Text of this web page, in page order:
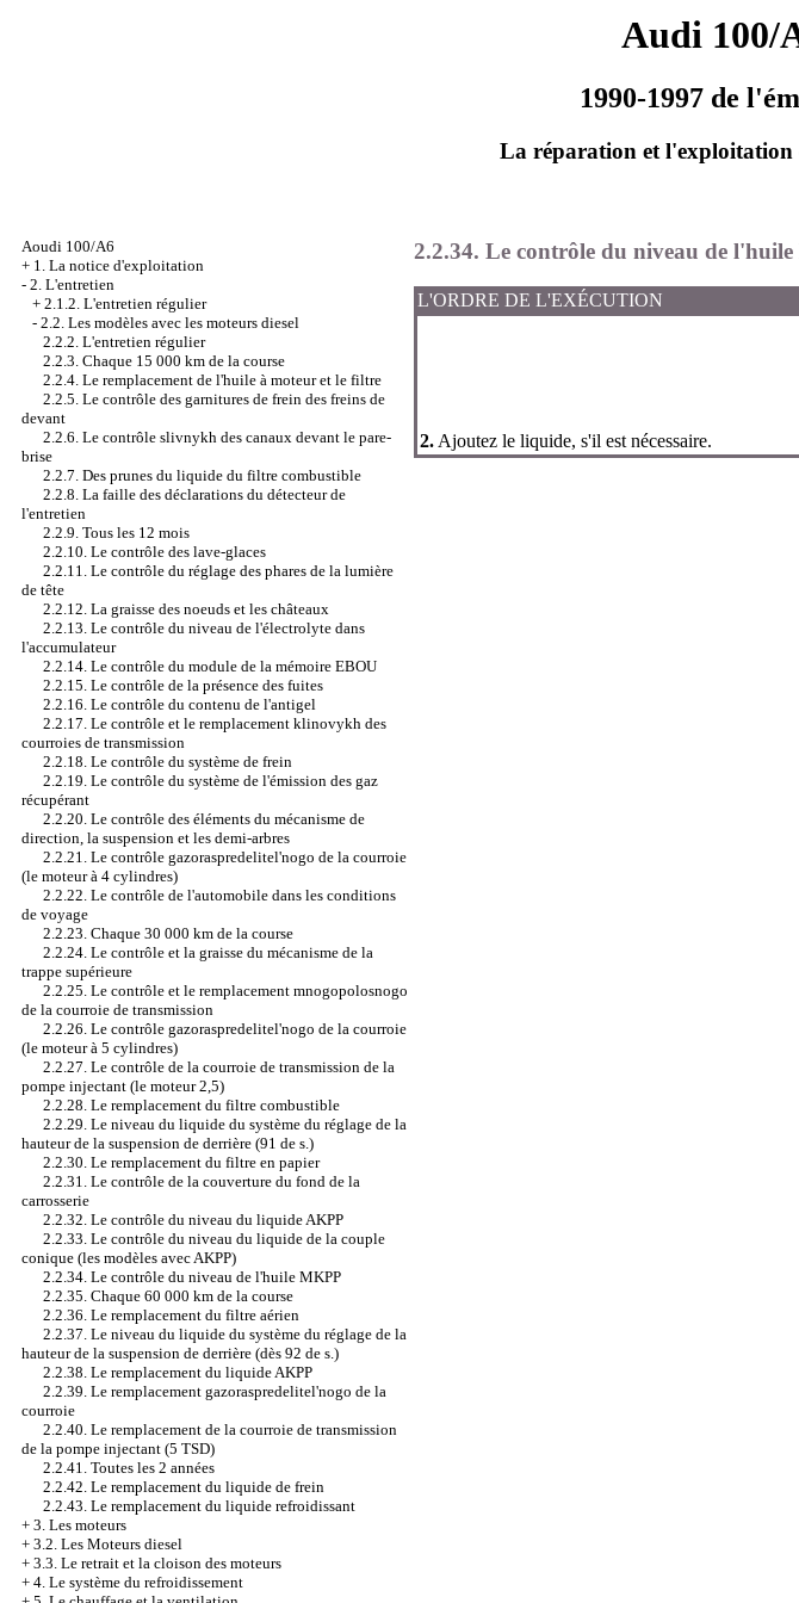
Audi 100/
1990-1997 de
La réparation et l'exploitation
Aoudi 100/A6
+ 1. La notice d'exploitation
- 2. L'entretien
+ 2.1.2. L'entretien régulier
- 2.2. Les modèles avec les moteurs diesel
2.2.2. L'entretien régulier
2.2.3. Chaque 15 000 km de la course
2.2.4. Le remplacement de l'huile à moteur et le filtre
2.2.5. Le contrôle des garnitures de frein des freins de
devant
2.2.6. Le contrôle slivnykh des canaux devant le pare-
brise
2.2.7. Des prunes du liquide du filtre combustible
2.2.8. La faille des déclarations du détecteur de
l'entretien
2.2.9. Tous les 12 mois
2.2.10. Le contrôle des lave-glaces
2.2.11. Le contrôle du réglage des phares de la lumière
de tête
2.2.12. La graisse des noeuds et les châteaux
2.2.13. Le contrôle du niveau de l'électrolyte dans
l'accumulateur
2.2.14. Le contrôle du module de la mémoire EBOU
2.2.15. Le contrôle de la présence des fuites
2.2.16. Le contrôle du contenu de l'antigel
2.2.17. Le contrôle et le remplacement klinovykh des
courroies de transmission
2.2.18. Le contrôle du système de frein
2.2.19. Le contrôle du système de l'émission des gaz
récupérant
2.2.20. Le contrôle des éléments du mécanisme de
direction, la suspension et les demi-arbres
2.2.21. Le contrôle gazoraspredelitel'nogo de la courroie
(le moteur à 4 cylindres)
2.2.22. Le contrôle de l'automobile dans les conditions
de voyage
2.2.23. Chaque 30 000 km de la course
2.2.24. Le contrôle et la graisse du mécanisme de la
trappe supérieure
2.2.25. Le contrôle et le remplacement mnogopolosnogo
de la courroie de transmission
2.2.26. Le contrôle gazoraspredelitel'nogo de la courroie
(le moteur à 5 cylindres)
2.2.27. Le contrôle de la courroie de transmission de la
pompe injectant (le moteur 2,5)
2.2.28. Le remplacement du filtre combustible
2.2.29. Le niveau du liquide du système du réglage de la
hauteur de la suspension de derrière (91 de s.)
2.2.30. Le remplacement du filtre en papier
2.2.31. Le contrôle de la couverture du fond de la
carrosserie
2.2.32. Le contrôle du niveau du liquide AKPP
2.2.33. Le contrôle du niveau du liquide de la couple
conique (les modèles avec AKPP)
2.2.34. Le contrôle du niveau de l'huile MKPP
2.2.35. Chaque 60 000 km de la course
2.2.36. Le remplacement du filtre aérien
2.2.37. Le niveau du liquide du système du réglage de la
hauteur de la suspension de derrière (dès 92 de s.)
2.2.38. Le remplacement du liquide AKPP
2.2.39. Le remplacement gazoraspredelitel'nogo de la
courroie
2.2.40. Le remplacement de la courroie de transmission
de la pompe injectant (5 TSD)
2.2.41. Toutes les 2 années
2.2.42. Le remplacement du liquide de frein
2.2.43. Le remplacement du liquide refroidissant
+ 3. Les moteurs
+ 3.2. Les Moteurs diesel
+ 3.3. Le retrait et la cloison des moteurs
+ 4. Le système du refroidissement
2.2.34. Le contrôle du niveau de
L'ORDRE DE L'EXÉCUTION
2.Ajoutez le liquide, s'il est nécessaire.